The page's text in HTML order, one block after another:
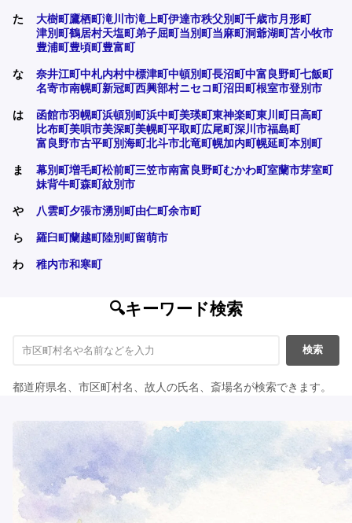
た 大樹町鷹栖町滝川市滝上町伊達市秩父別町千歳市月形町
津別町鶴居村天塩町弟子屈町当別町当麻町洞爺湖町苫小牧市
豊浦町豊頃町豊富町
な 奈井江町中札内村中標津町中頓別町長沼町中富良野町七飯町
名寄市南幌町新冠町西興部村ニセコ町沼田町根室市登別市
は 函館市羽幌町浜頓別町浜中町美瑛町東神楽町東川町日高町
比布町美唄市美深町美幌町平取町広尾町深川市福島町
富良野市古平町別海町北斗市北竜町幌加内町幌延町本別町
ま 幕別町増毛町松前町三笠市南富良野町むかわ町室蘭市芽室町
妹背牛町森町紋別市
や 八雲町夕張市湧別町由仁町余市町
ら 羅臼町蘭越町陸別町留萌市
わ 稚内市和寒町
🔍キーワード検索
検索
都道府県名、市区町村名、故人の氏名、斎場名が検索できます。